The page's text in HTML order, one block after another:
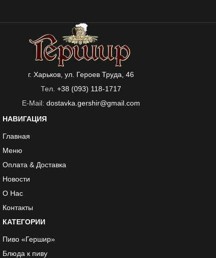
г. Харьков, ул. Героев Труда, 46
Тел. +38 (093) 118-1717
E-Mail: dostavka.gershir@gmail.com
НАВИГАЦИЯ
Главная
Меню
Оплата & Доставка
Новости
О Нас
Контакты
КАТЕГОРИИ
Пиво «Гершир»
Блюда к пиву